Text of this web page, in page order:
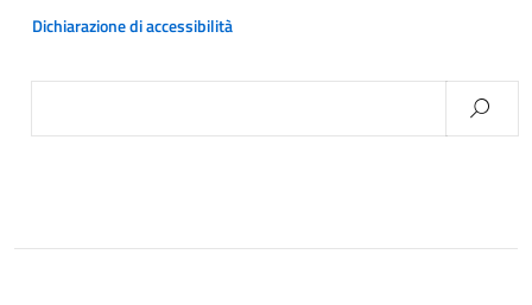
Dichiarazione di accessibilità